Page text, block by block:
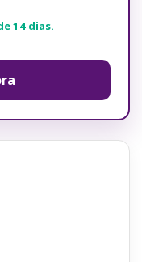
14 dias.